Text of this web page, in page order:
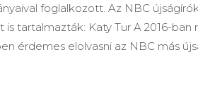
foglalkozott. Az NBC
tartalmazták: Katy Tur A 2016-ban
érdemes elolvasni az NBC más